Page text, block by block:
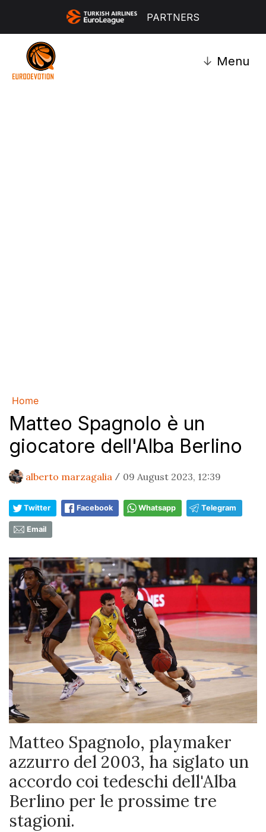
PARTNERS
↓ Menu
Home
Matteo Spagnolo è un
giocatore dell'Alba Berlino
alberto marzagalia / 09 August 2023, 12:39
Twitter Facebook Whatsapp Telegram
Email
Matteo Spagnolo, playmaker
azzurro del 2003, ha siglato un
accordo coi tedeschi dell'Alba
Berlino per le prossime tre
stagioni.